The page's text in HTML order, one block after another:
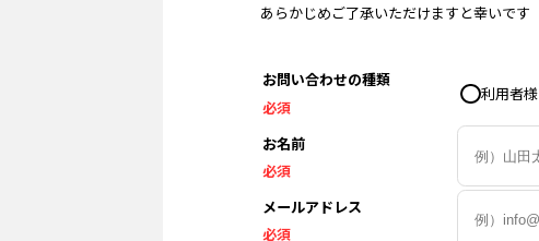
あらかじめご了承いただけますと幸いです
お問い合わせの種類
必須
利用者様
お名前
必須
メールアドレス
必須